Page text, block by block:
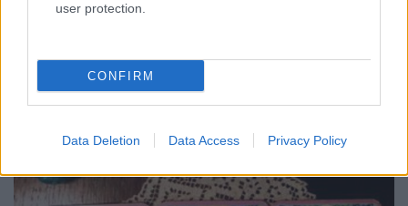
user protection.
CONFIRM
Data Deletion Data Access Privacy Policy